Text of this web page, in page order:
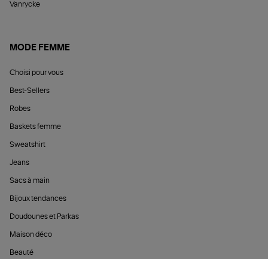
Vanrycke
MODE FEMME
Choisi pour vous
Best-Sellers
Robes
Baskets femme
Sweatshirt
Jeans
Sacs à main
Bijoux tendances
Doudounes et Parkas
Maison déco
Beauté